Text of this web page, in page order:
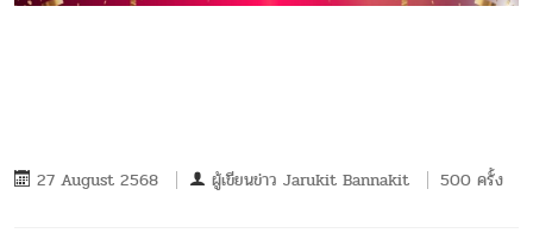
27 August 2568 ผู้เขียนข่าว Jarukit Bannakit 500 ครั้ง